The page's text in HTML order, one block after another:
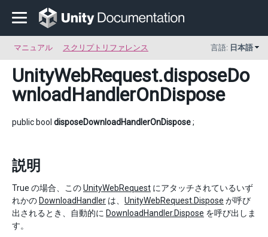
マニュアル スクリプトリファレンス 言語: 日本語
UnityWebRequest.disposeDo
wnloadHandlerOnDispose
public bool disposeDownloadHandlerOnDispose;
説明
True の場合、このUnityWebRequest にアタッチされているいず
れかの DownloadHandler は、 UnityWebRequest.Dispose が呼び
出されるとき、自動的に DownloadHandler.Dispose を呼び出しま
す。